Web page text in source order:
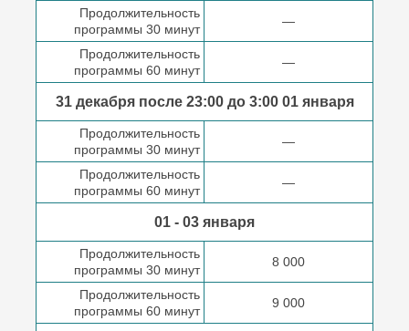
Продолжительность
программы 30 минут
—
Продолжительность
программы 60 минут
—
31 декабря после23:00 до 3:0001 января
Продолжительность
программы 30 минут
—
Продолжительность
программы 60 минут
—
01 - 03 января
Продолжительность
программы 30 минут
8 000
Продолжительность
программы 60 минут
9 000